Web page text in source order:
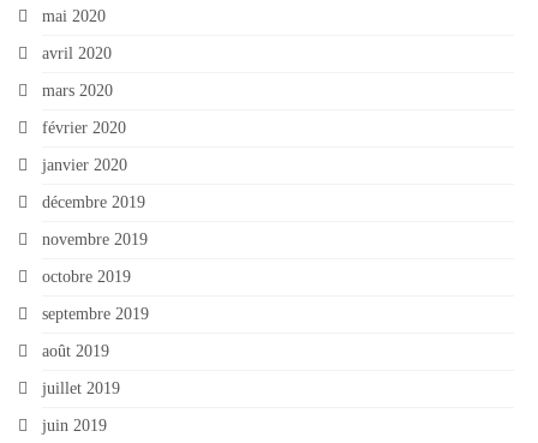
mai 2020
avril 2020
mars 2020
février 2020
janvier 2020
décembre 2019
novembre 2019
octobre 2019
septembre 2019
août 2019
juillet 2019
juin 2019